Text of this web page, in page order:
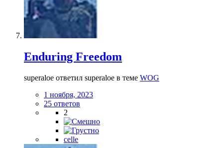
Enduring Freedom
superaloe ответил superaloe в теме WOG
1 ноября, 2023
25 ответов
2
celle